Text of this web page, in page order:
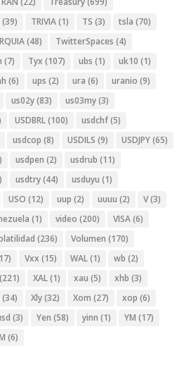
(39) TRIVIA(1) TS (3) tsla (70)
(48) TwitterSpaces (4)
(7) Tyx (107) ubs (1) uk10 (1)
(6) ups (2) ura (6) uranio (9)
us02y(83) us03my(3)
USDBRL(100) usdchf(5)
usdcop (8) USDILS (9) USDJPY(65)
usdpen (2) usdrub (11)
usdtry(44) usduyu (1)
USO (12) uup (2) uuuu (2) V(3)
(1) video (200) VISA(6)
(236) Volumen (170)
Vxx (15) WAL(1) wb (2)
(221) XAL(1) xau (5) xhb (3)
(34) Xly(32) Xom (27) xop (6)
(3) Yen (58) yinn (1) YM (17)
(6)